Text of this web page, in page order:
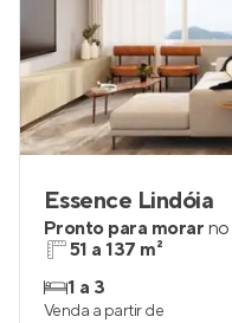
Essence Lindóia
Pronto para morar no
51 a 137 m²
1 a 3
Venda a partir de